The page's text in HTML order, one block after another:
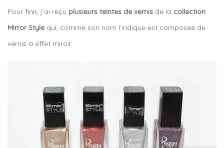
Pour finir, j’ai reçu plusieurs teintes de vernis de la collection
Mirror Style qui, comme son nom l’indique est composée de
vernis à effet miroir.